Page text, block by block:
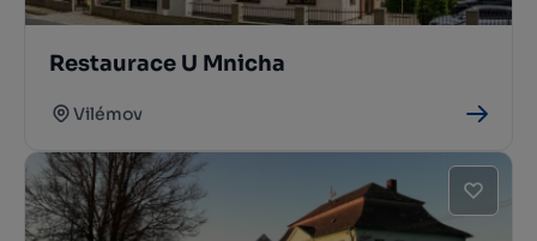
Restaurace U Mnicha
Vilémov